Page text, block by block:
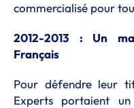
commercialisé pour
2012-2013 : Un
Français
Pour défendre leur
Experts portaient